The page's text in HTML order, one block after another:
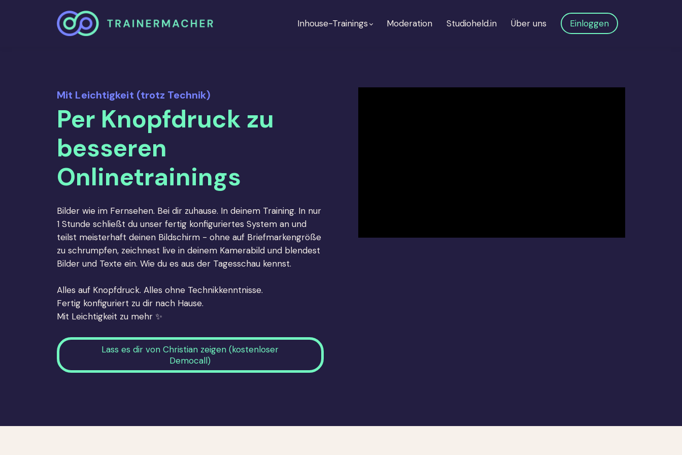
Inhouse-Trainings Moderation Studioheld.in Über uns Einloggen
Mit Leichtigkeit (trotz Technik)
Per Knopfdruck zu
besseren
Onlinetrainings
Bilder wie im Fernsehen. Bei dir zuhause. In deinem Training. In nur
1 Stunde schließt du unser fertig konfiguriertes System an und
teilst meisterhaft deinen Bildschirm - ohne auf Briefmarkengröße
zu schrumpfen, zeichnest live in deinem Kamerabild und blendest
Bilder und Texte ein. Wie du es aus der Tagesschau kennst.
Alles auf Knopfdruck. Alles ohne Technikkenntnisse.
Fertig konfiguriert zu dir nach Hause.
Mit Leichtigkeit zu mehr ✨
Lass es dir von Christian zeigen (kostenloser
Democall)